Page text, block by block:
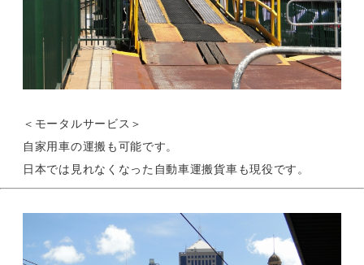
＜モータルサービス＞
自家用車の運搬も可能です。
日本では見れなくなった自動車運搬貨車も現役です。